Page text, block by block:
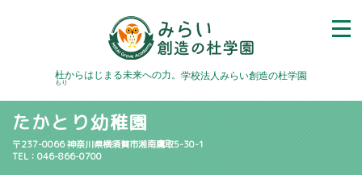
杜
もり
からはじまる未来への力。 学校法人みらい創造の杜学園
たかとり幼稚園
〒237-0066 神奈川県横須賀市湘南鷹取5-30-1
TEL：046-866-0700